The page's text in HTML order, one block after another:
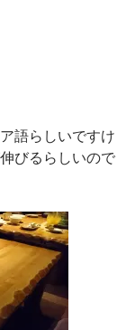
語らしいですけ
びるらしいので